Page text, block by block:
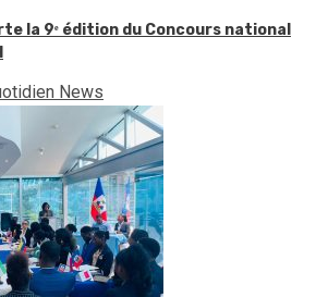
la 9ᵉ édition du Concours national
News